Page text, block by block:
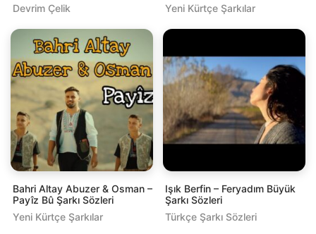
Devrim Çelik
Yeni Kürtçe Şarkılar
Bahri Altay Abuzer & Osman –
Payîz Bû Şarkı Sözleri
Yeni Kürtçe Şarkılar
Işık Berfin – Feryadım Büyük
Şarkı Sözleri
Türkçe Şarkı Sözleri